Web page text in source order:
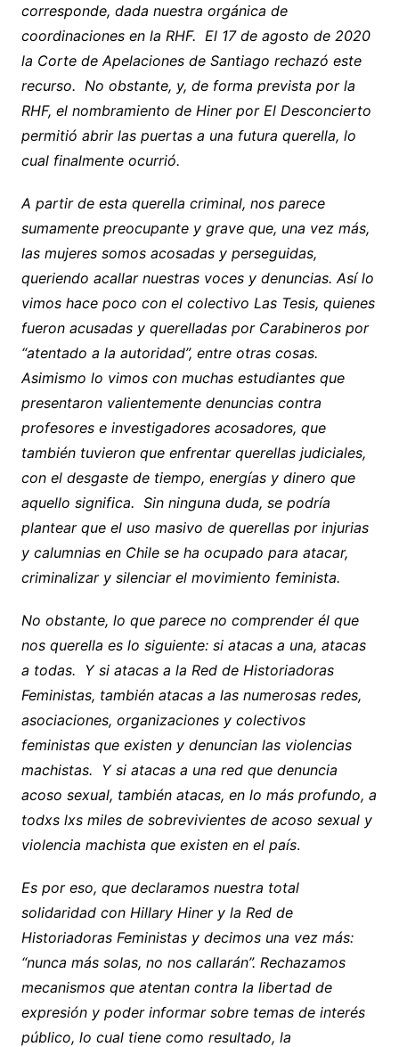
corresponde, dada nuestra orgánica de
coordinaciones en la RHF. El 17 de agosto de 2020
la Corte de Apelaciones de Santiago rechazó este
recurso. No obstante, y, de forma prevista por la
RHF, el nombramiento de Hiner por El Desconcierto
permitió abrir las puertas a una futura querella, lo
cual finalmente ocurrió.
A partir de esta querella criminal, nos parece
sumamente preocupante y grave que, una vez más,
las mujeres somos acosadas y perseguidas,
queriendo acallar nuestras voces y denuncias. Así lo
vimos hace poco con el colectivo Las Tesis, quienes
fueron acusadas y querelladas por Carabineros por
“atentado a la autoridad”, entre otras cosas.
Asimismo lo vimos con muchas estudiantes que
presentaron valientemente denuncias contra
profesores e investigadores acosadores, que
también tuvieron que enfrentar querellas judiciales,
con el desgaste de tiempo, energías y dinero que
aquello significa. Sin ninguna duda, se podría
plantear que el uso masivo de querellas por injurias
y calumnias en Chile se ha ocupado para atacar,
criminalizar y silenciar el movimiento feminista.
No obstante, lo que parece no comprender él que
nos querella es lo siguiente: si atacas a una, atacas
a todas. Y si atacas a la Red de Historiadoras
Feministas, también atacas a las numerosas redes,
asociaciones, organizaciones y colectivos
feministas que existen y denuncian las violencias
machistas. Y si atacas a una red que denuncia
acoso sexual, también atacas, en lo más profundo, a
todxs lxs miles de sobrevivientes de acoso sexual y
violencia machista que existen en el país.
Es por eso, que declaramos nuestra total
solidaridad con Hillary Hiner y la Red de
Historiadoras Feministas y decimos una vez más:
“nunca más solas, no nos callarán”. Rechazamos
mecanismos que atentan contra la libertad de
expresión y poder informar sobre temas de interés
público, lo cual tiene como resultado, la